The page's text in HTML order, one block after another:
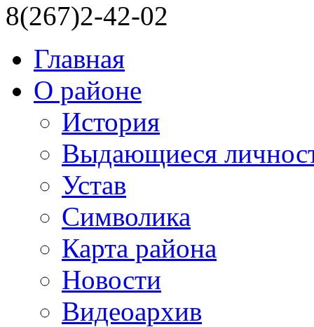
8(267)2-42-02
Главная
О районе
История
Выдающиеся
Устав
Символика
Карта района
Новости
Видеоархив